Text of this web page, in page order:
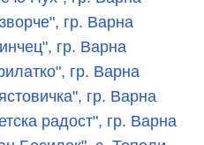
гр. Варна
гр. Варна
гр. Варна
гр. Варна
радост", гр. Варна